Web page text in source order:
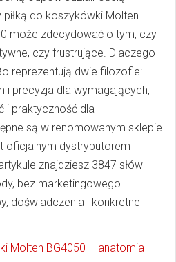
do koszykówki Molten
może zdecydować o tym, czy
czy frustrujące. Dlaczego
reprezentują dwie filozofie:
i precyzja dla wymagających,
i praktyczność dla
są w renomowanym sklepie
oficjalnym dystrybutorem
znajdziesz 3847 słów
bez marketingowego
doświadczenia i konkretne
Molten BG4050 – anatomia